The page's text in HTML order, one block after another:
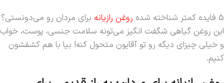
5 فایده کمتر شناخته شده روغن رازیانه برای مردان رو می‌دونستی؟
این روغن گیاهی شگفت انگیز می‌تونه سلامت جنسی، پوست، خواب
و خیلی چیزای دیگه رو تو آقایون متحول کنه! بیا با هم کشفشون
کنیم.